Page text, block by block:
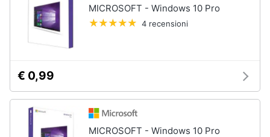
Casalinghi
Abbigliamento
Sport
Animali
MICROSOFT - Windows 10 Pro
4 recensioni
€ 0,99
MICROSOFT - Windows 10 Pro